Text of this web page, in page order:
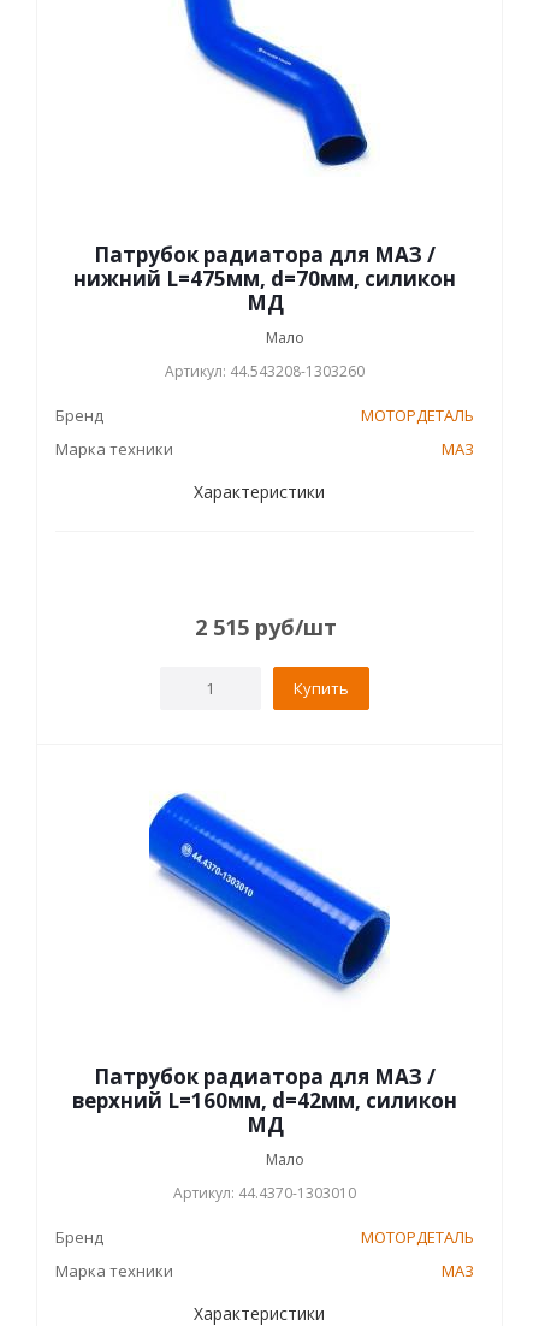
Патрубок радиатора для МАЗ /
нижний L=475мм, d=70мм, силикон
МД
Мало
Артикул: 44.543208-1303260
Бренд
МОТОРДЕТАЛЬ
Марка техники
МАЗ
Характеристики
2 515руб/шт
Купить
Патрубок радиатора для МАЗ /
верхний L=160мм, d=42мм, силикон
МД
Мало
Артикул: 44.4370-1303010
Бренд
МОТОРДЕТАЛЬ
Марка техники
МАЗ
Характеристики